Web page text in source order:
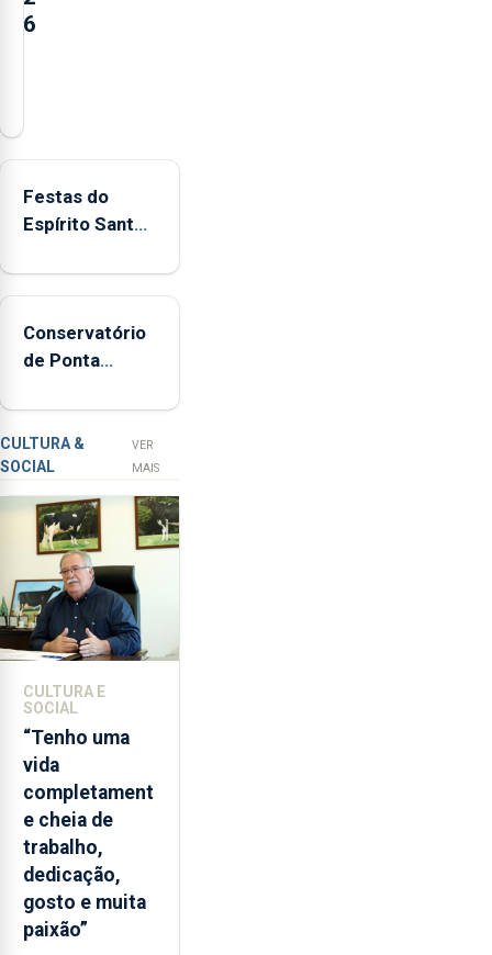
6
ocorrências
e
inspeções
relacionadas
a
apanha
ilegal
de
lapas
entre
2022
e
2026.
A
das
Flores
apresenta
um
“decréscimo
significativo”
da
CPUE
entre
2022
Festas do
Espírito Santo
ecológicas
Conservatório
de Ponta
contar com
novos
instrumentos
CULTURA &
SOCIAL
VER
MAIS
CULTURA E
SOCIAL
“Tenho uma
vida
completament
e cheia de
trabalho,
dedicação,
gosto e muita
paixão”